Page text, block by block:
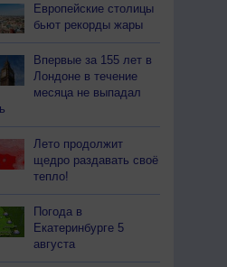
Европейские столицы
бьют рекорды жары
Впервые за 155 лет в
Лондоне в течение
месяца не выпадал
Лето продолжит
щедро раздавать своё
тепло!
Погода в
Екатеринбурге 5
августа